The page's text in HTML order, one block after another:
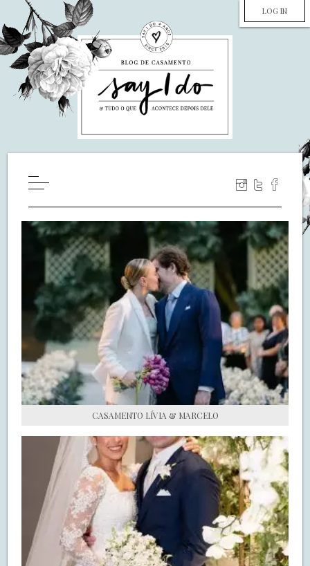
LOG IN
WILL YOU MARRY ME?
LUA DE MEL
COZINHA
DECORAÇÃO
DE NOIVA PRA NOIVA
S.O.S CASADAS
FALE COM O SAY I DO
CASAMENTO LÍVIA & MARCELO